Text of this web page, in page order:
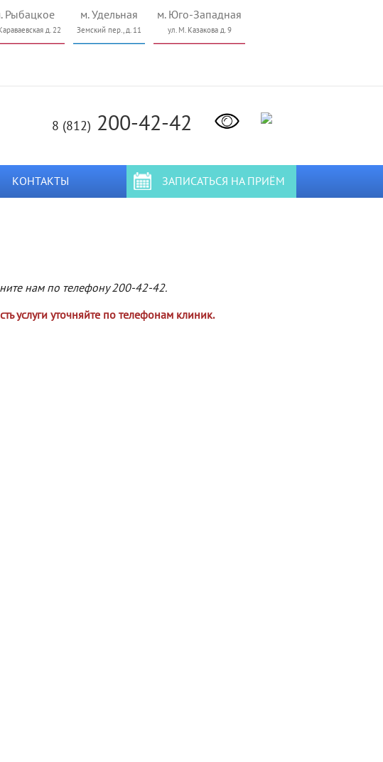
Рыбацкое
д. 22
м. Удельная
Земский пер., д. 11
м. Юго-Западная
ул. М. Казакова д. 9
8 (812) 200-42-42
ЗАПИСАТЬСЯ НА ПРИЁМ
КОНТАКТЫ
нам по телефону 200-42-42.
услуги уточняйте по телефонам клиник.